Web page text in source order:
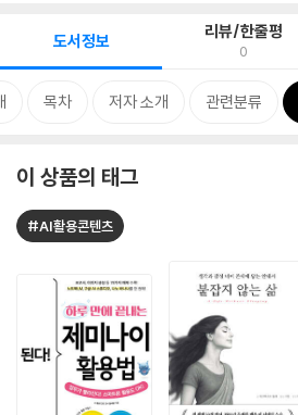
도서정보 리뷰/한줄평
0
목차 저자 소개 관련분류
이 상품의 태그
#AI활용콘텐츠